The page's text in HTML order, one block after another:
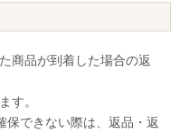
商品が到着した場合の返
す。
できない際は、返品・返